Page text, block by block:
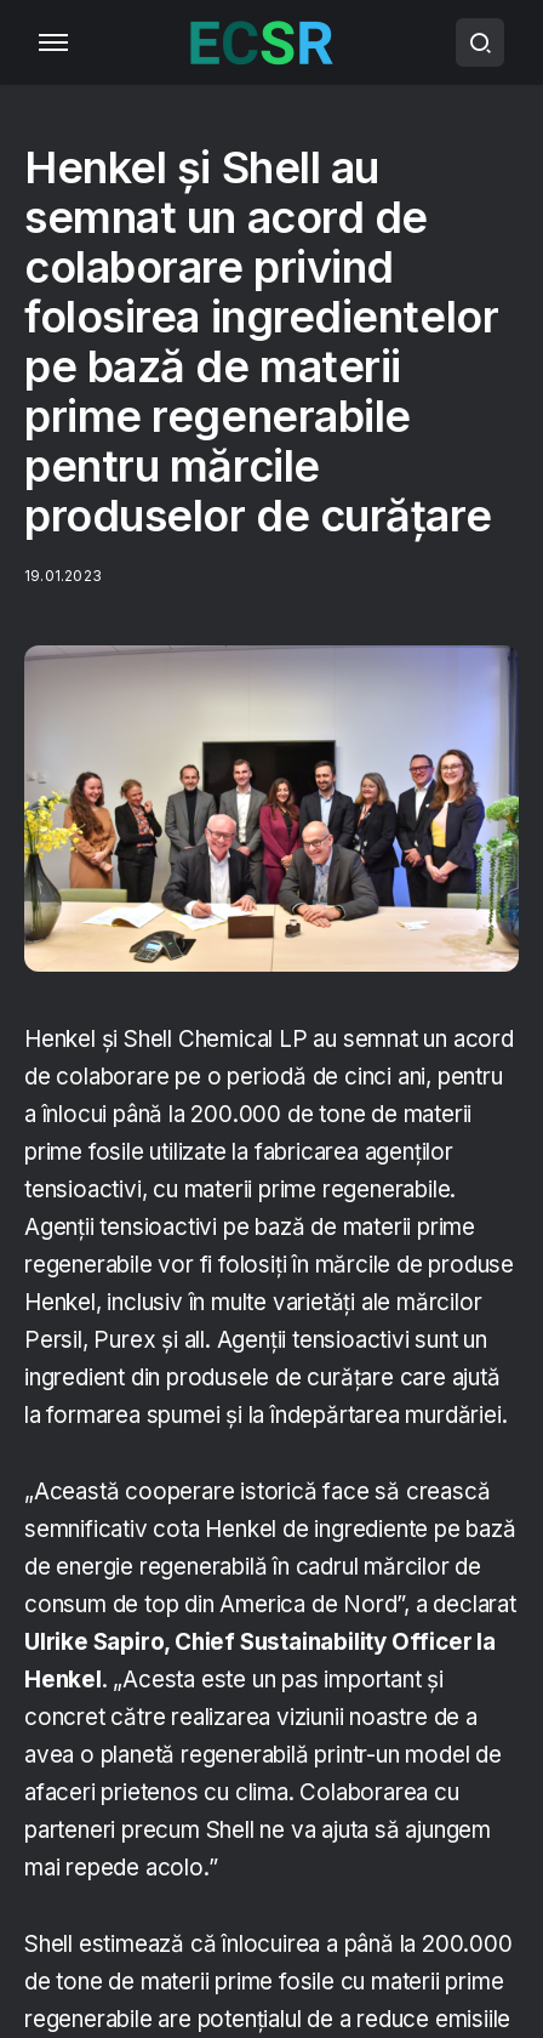
Henkel și Shell au
semnat un acord de
colaborare privind
folosirea ingredientelor
pe bază de materii
prime regenerabile
pentru mărcile
produselor de curățare
19.01.2023
Henkel și Shell Chemical LP au semnat un acord
de colaborare pe o periodă de cinci ani, pentru
a înlocui până la 200.000 de tone de materii
prime fosile utilizate la fabricarea agenților
tensioactivi, cu materii prime regenerabile.
Agenții tensioactivi pe bază de materii prime
regenerabile vor fi folosiți în mărcile de produse
Henkel, inclusiv în multe varietăți ale mărcilor
Persil, Purex și all. Agenții tensioactivi sunt un
ingredient din produsele de curățare care ajută
la formarea spumei și la îndepărtarea murdăriei.
„Această cooperare istorică face să crească
semnificativ cota Henkel de ingrediente pe bază
de energie regenerabilă în cadrul mărcilor de
consum de top din America de Nord”, a declarat
Ulrike Sapiro, Chief Sustainability Officer la
Henkel. „Acesta este un pas important și
concret către realizarea viziunii noastre de a
avea o planetă regenerabilă printr-un model de
afaceri prietenos cu clima. Colaborarea cu
parteneri precum Shell ne va ajuta să ajungem
mai repede acolo.”
Shell estimează că înlocuirea a până la 200.000
de tone de materii prime fosile cu materii prime
regenerabile are potențialul de a reduce emisiile